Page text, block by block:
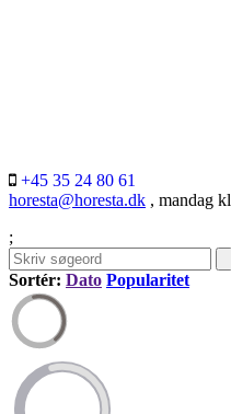
+45 35 24 80 61
horesta@horesta.dk , mandag
;
Sortér: Dato Popularitet